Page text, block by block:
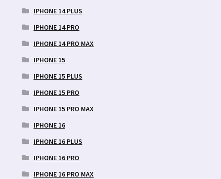
IPHONE 14 PLUS
IPHONE 14 PRO
IPHONE 14 PRO MAX
IPHONE 15
IPHONE 15 PLUS
IPHONE 15 PRO
IPHONE 15 PRO MAX
IPHONE 16
IPHONE 16 PLUS
IPHONE 16 PRO
IPHONE 16 PRO MAX